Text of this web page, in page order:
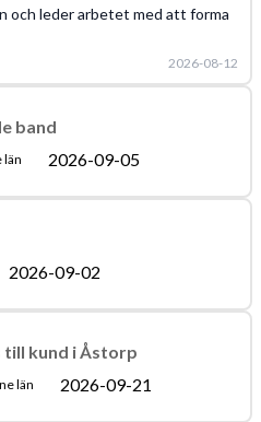
och leder arbetet med att forma
2026-08-12
band
län 2026-09-05
2026-09-02
kund i Åstorp
län 2026-09-21